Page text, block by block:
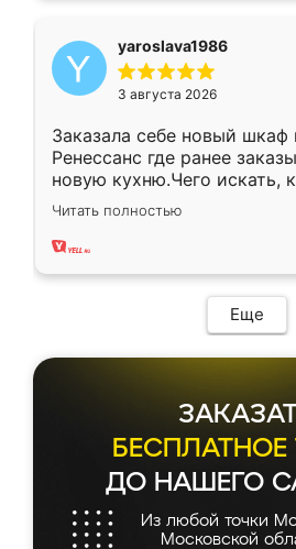
yaroslava1986
3 августа 2026
Заказала себе новый шкаф
Ренессанс где ранее
новую кухню.Чего искать,
вполне довольна. Служит
два года, нареканий нет.
Читать полностью
Еще
БЕСПЛАТНОЕ
ДО НАШЕГО
Из любой точки
Московской